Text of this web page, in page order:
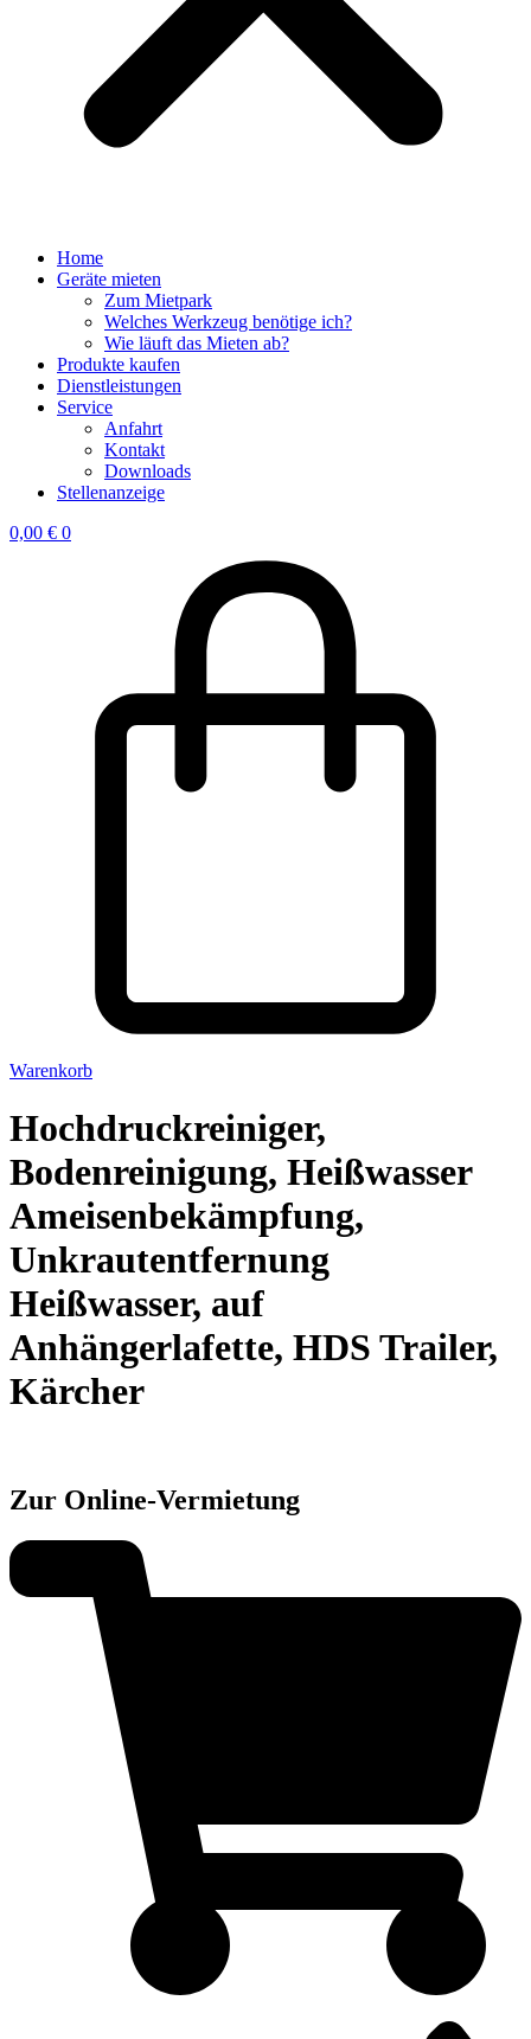
Home
Geräte mieten
Zum Mietpark
Welches Werkzeug benötige ich?
Wie läuft das Mieten ab?
Produkte kaufen
Dienstleistungen
Service
Anfahrt
Kontakt
Downloads
Stellenanzeige
0,00 € 0
Warenkorb
Hochdruckreiniger,
Bodenreinigung, Heißwasser
Ameisenbekämpfung,
Unkrautentfernung
Heißwasser, auf
Anhängerlafette, HDS Trailer,
Kärcher
Zur Online-Vermietung